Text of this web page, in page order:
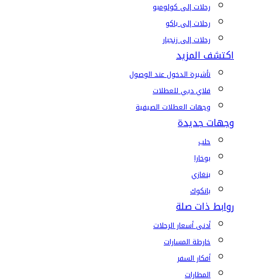
رحلات إلى كولومبو
رحلات إلى باكو
رحلات إلى زنجبار
اكتشف المزيد
تأشيرة الدخول عند الوصول
فلاي دبي للعطلات
وجهات العطلات الصيفية
وجهات جديدة
حلب
بوخارا
بنغازي
بانكوك
روابط ذات صلة
أدنى أسعار الرحلات
خارطة المسارات
أفكار السفر
المطارات